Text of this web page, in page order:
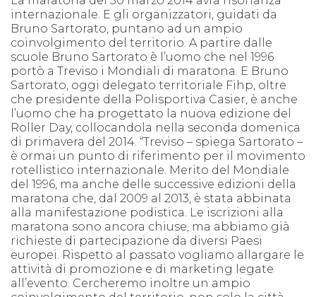
internazionale. E gli organizzatori, guidati da
Bruno Sartorato, puntano ad un ampio
coinvolgimento del territorio. A partire dalle
scuole Bruno Sartorato è l’uomo che nel 1996
portò a Treviso i Mondiali di maratona. E Bruno
Sartorato, oggi delegato territoriale Fihp, oltre
che presidente della Polisportiva Casier, è anche
l’uomo che ha progettato la nuova edizione del
Roller Day, collocandola nella seconda domenica
di primavera del 2014. “Treviso – spiega Sartorato –
è ormai un punto di riferimento per il movimento
rotellistico internazionale. Merito del Mondiale
del 1996, ma anche delle successive edizioni della
maratona che, dal 2009 al 2013, è stata abbinata
alla manifestazione podistica. Le iscrizioni alla
maratona sono ancora chiuse, ma abbiamo già
richieste di partecipazione da diversi Paesi
europei. Rispetto al passato vogliamo allargare le
attività di promozione e di marketing legate
all’evento. Cercheremo inoltre un ampio